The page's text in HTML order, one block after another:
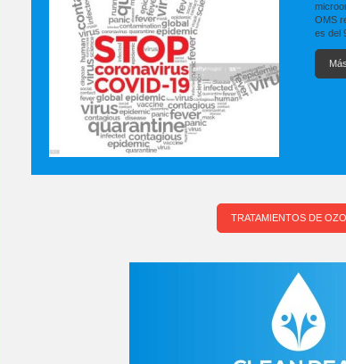
OMS
es del
Más
TRATAMIENTOS DE